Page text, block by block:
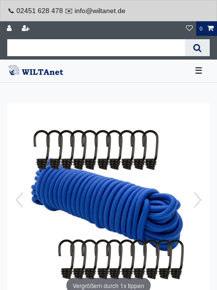
📞 02451 628 478 ✉️ info@wiltanet.de
0
☰
Vergrößern durch 1x tippen